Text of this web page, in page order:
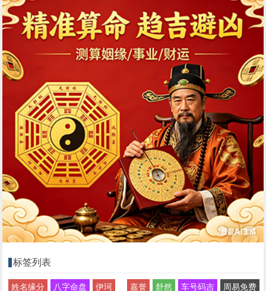
标签列表
姓名缘分 八字命盘 伊珂 嘉誉 舒然 车号码吉
周易免费